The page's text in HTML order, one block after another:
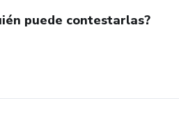
puede contestarlas?